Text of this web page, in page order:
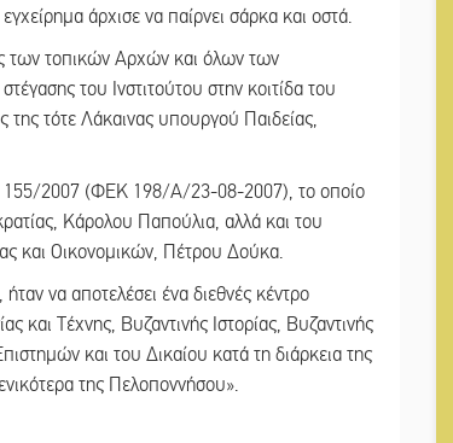
άρχισε να παίρνει σάρκα και οστά.
των τοπικών Αρχών και όλων των
του Ινστιτούτου στην κοιτίδα του
της τότε Λάκαινας υπουργού Παιδείας,
155/2007 (ΦΕΚ 198/Α/23-08-2007), το οποίο
Κάρολου Παπούλια, αλλά και του
και Οικονομικών, Πέτρου Δούκα.
να αποτελέσει ένα διεθνές κέντρο
και Τέχνης, Βυζαντινής Ιστορίας, Βυζαντινής
και του Δικαίου κατά τη διάρκεια της
της Πελοποννήσου».